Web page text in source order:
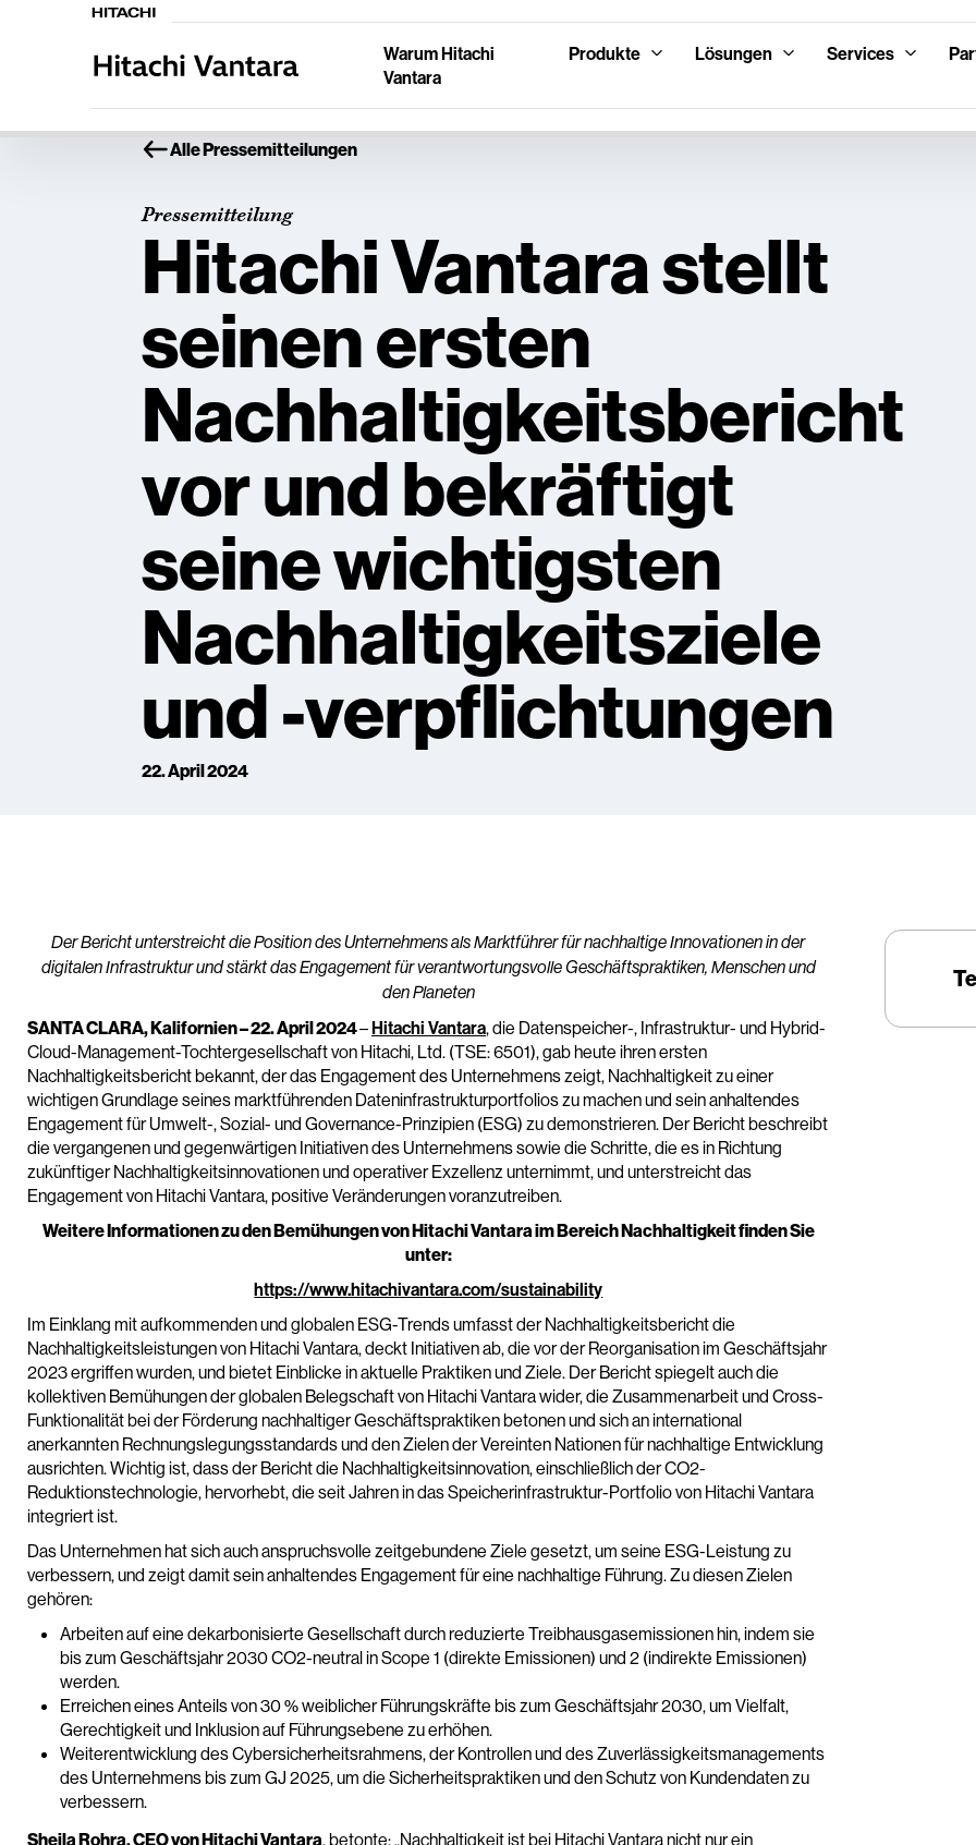
Warum Hitachi
Vantara
Produkte Lösungen Services
Alle Pressemitteilungen
Pressemitteilung
Hitachi Vantara stellt
seinen ersten
Nachhaltigkeitsbericht
vor und bekräftigt
seine wichtigsten
Nachhaltigkeitsziele
und -verpflichtungen
22. April 2024
Der Bericht unterstreicht die Position des Unternehmens als Marktführer für nachhaltige Innovationen in der
digitalen Infrastruktur und stärkt das Engagement für verantwortungsvolle Geschäftspraktiken, Menschen und
den Planeten
SANTA CLARA, Kalifornien – 22. April 2024–Hitachi Vantara, die Datenspeicher-, Infrastruktur- und Hybrid-
Cloud-Management-Tochtergesellschaft von Hitachi, Ltd. (TSE: 6501), gab heute ihren ersten
Nachhaltigkeitsbericht bekannt, der das Engagement des Unternehmens zeigt, Nachhaltigkeit zu einer
wichtigen Grundlage seines marktführenden Dateninfrastrukturportfolios zu machen und sein anhaltendes
Engagement für Umwelt-, Sozial- und Governance-Prinzipien (ESG) zu demonstrieren. Der Bericht beschreibt
die vergangenen und gegenwärtigen Initiativen des Unternehmens sowie die Schritte, die es in Richtung
zukünftiger Nachhaltigkeitsinnovationen und operativer Exzellenz unternimmt, und unterstreicht das
Engagement von Hitachi Vantara, positive Veränderungen voranzutreiben.
Weitere Informationen zu den Bemühungen von Hitachi Vantara im Bereich Nachhaltigkeit finden Sie
unter:
https://www.hitachivantara.com/sustainability
Im Einklang mit aufkommenden und globalen ESG-Trends umfasst der Nachhaltigkeitsbericht die
Nachhaltigkeitsleistungen von Hitachi Vantara, deckt Initiativen ab, die vor der Reorganisation im Geschäftsjahr
2023 ergriffen wurden, und bietet Einblicke in aktuelle Praktiken und Ziele. Der Bericht spiegelt auch die
kollektiven Bemühungen der globalen Belegschaft von Hitachi Vantara wider, die Zusammenarbeit und Cross-
Funktionalität bei der Förderung nachhaltiger Geschäftspraktiken betonen und sich an international
anerkannten Rechnungslegungsstandards und den Zielen der Vereinten Nationen für nachhaltige Entwicklung
ausrichten. Wichtig ist, dass der Bericht die Nachhaltigkeitsinnovation, einschließlich der CO2-
Reduktionstechnologie, hervorhebt, die seit Jahren in das Speicherinfrastruktur-Portfolio von Hitachi Vantara
integriert ist.
Das Unternehmen hat sich auch anspruchsvolle zeitgebundene Ziele gesetzt, um seine ESG-Leistung zu
verbessern, und zeigt damit sein anhaltendes Engagement für eine nachhaltige Führung. Zu diesen Zielen
gehören:
Arbeiten auf eine dekarbonisierte Gesellschaft durch reduzierte Treibhausgasemissionen hin, indem sie
bis zum Geschäftsjahr 2030 CO2-neutral in Scope 1 (direkte Emissionen) und 2 (indirekte Emissionen)
werden.
Erreichen eines Anteils von 30 % weiblicher Führungskräfte bis zum Geschäftsjahr 2030, um Vielfalt,
Gerechtigkeit und Inklusion auf Führungsebene zu erhöhen.
Weiterentwicklung des Cybersicherheitsrahmens, der Kontrollen und des Zuverlässigkeitsmanagements
des Unternehmens bis zum GJ 2025, um die Sicherheitspraktiken und den Schutz von Kundendaten zu
verbessern.
Sheila Rohra, CEO von Hitachi Vantara, betonte: „Nachhaltigkeit ist bei Hitachi Vantara nicht nur ein